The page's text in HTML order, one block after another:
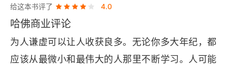
给这本书评了 4.0
哈佛商业评论
为人谦虚可以让人收获良多。无论你多大年纪，都
应该从最微小和最伟大的人那里不断学习。人可能